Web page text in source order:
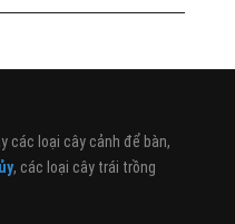
các loại cây cảnh để bàn,
, các loại cây trái trồng